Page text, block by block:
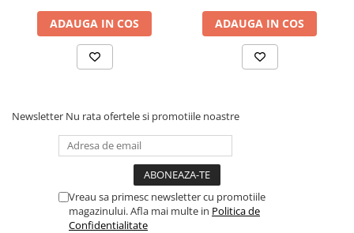
ADAUGA IN COS ADAUGA IN COS
Newsletter Nu rata ofertele si promotiile noastre
Vreau sa primesc newsletter cu promotiile
magazinului. Afla mai multe in Politica de
Confidentialitate